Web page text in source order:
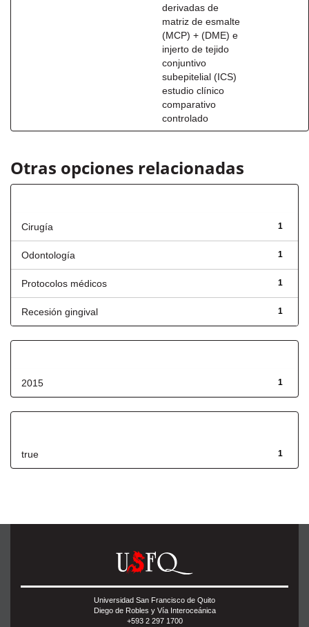
derivadas de
matriz de esmalte
(MCP) + (DME) e
injerto de tejido
conjuntivo
subepitelial (ICS)
estudio clínico
comparativo
controlado
Otras opciones relacionadas
1
Cirugía
1
Odontología
1
Protocolos médicos
1
Recesión gingival
1
2015
1
true
Universidad San Francisco de Quito
Diego de Robles y Vía Interoceánica
+593 2 297 1700